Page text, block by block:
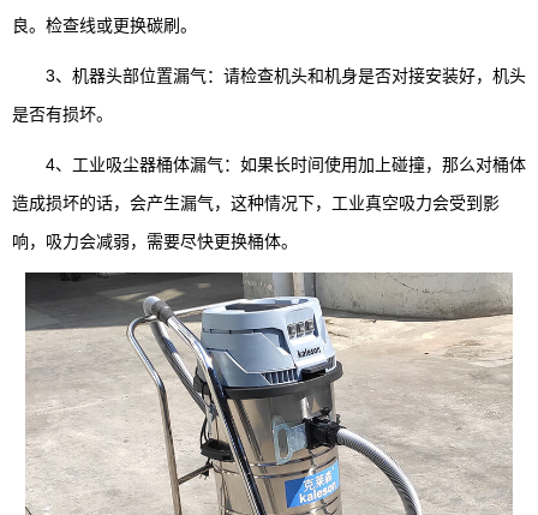
良。检查线或更换碳刷。
3、机器头部位置漏气：请检查机头和机身是否对接安装好，机头
是否有损坏。
4、工业吸尘器桶体漏气：如果长时间使用加上碰撞，那么对桶体
造成损坏的话，会产生漏气，这种情况下，工业真空吸力会受到影
响，吸力会减弱，需要尽快更换桶体。